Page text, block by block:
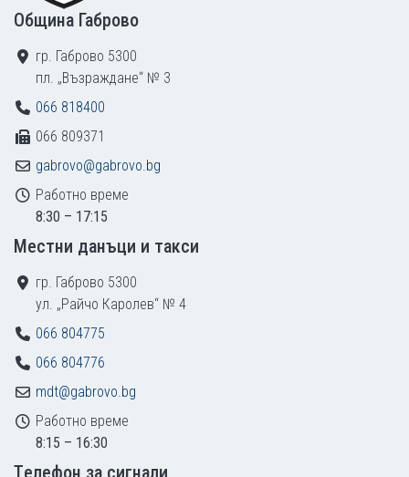
Община Габрово
гр. Габрово 5300
пл. „Възраждане“ № 3
066 818400
066 809371
gabrovo@gabrovo.bg
Работно време
8:30 – 17:15
Местни данъци и такси
гр. Габрово 5300
ул. „Райчо Каролев“ № 4
066 804775
066 804776
mdt@gabrovo.bg
Работно време
8:15 – 16:30
Tелефон за сигнали